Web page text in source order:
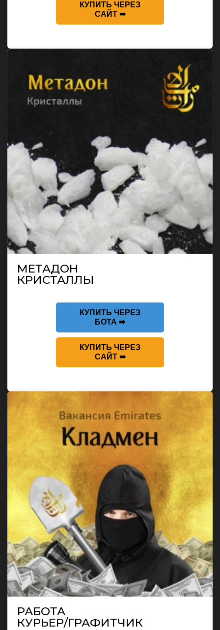
КУПИТЬ ЧЕРЕЗ
САЙТ ➠
МЕТАДОН
КРИСТАЛЛЫ
КУПИТЬ ЧЕРЕЗ
БОТА ➠
КУПИТЬ ЧЕРЕЗ
САЙТ ➠
РАБОТА
КУРЬЕР/ГРАФИТЧИК